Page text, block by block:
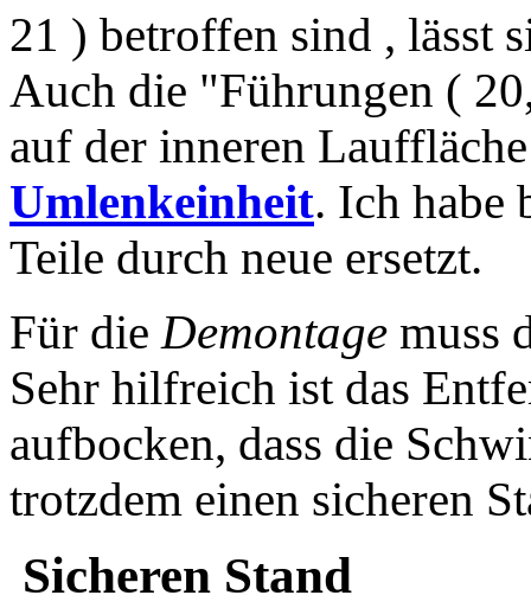
21 ) betroffen sind , lässt
Auch die "Führungen (
auf der inneren
Umlenkeinheit. Ich habe
Teile durch neue ersetzt.
Für dieDemontage muss
Sehr hilfreich ist das
aufbocken, dass die
trotzdem einen
Sicheren Stand